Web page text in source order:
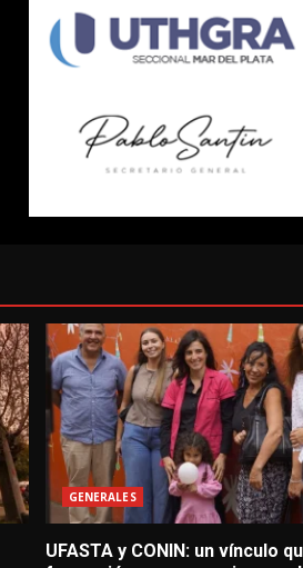
GENERALES
UFASTA y CONIN: un vínculo